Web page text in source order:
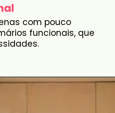
com pouco
funcionais, que